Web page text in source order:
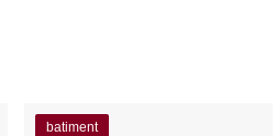
batiment